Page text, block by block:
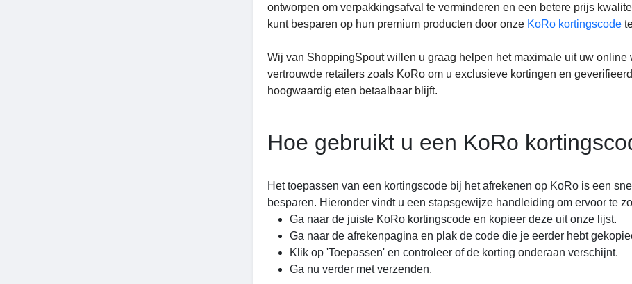
ontworpen om verpakkingsafval te verminderen en een betere prijs
kunt besparen op hun premium producten door onze KoRo kortingscode
Wij van ShoppingSpout willen u graag helpen het maximale uit uw
vertrouwde retailers zoals KoRo om u exclusieve kortingen en
hoogwaardig eten betaalbaar blijft.
Hoe gebruikt u een KoRo
Het toepassen van een kortingscode bij het afrekenen op KoRo is een
besparen. Hieronder vindt u een stapsgewijze handleiding om ervoor te
Ga naar de juiste KoRo kortingscode en kopieer deze uit onze lijst.
Ga naar de afrekenpagina en plak de code die je eerder hebt
Klik op 'Toepassen' en controleer of de korting onderaan verschijnt.
Ga nu verder met verzenden.